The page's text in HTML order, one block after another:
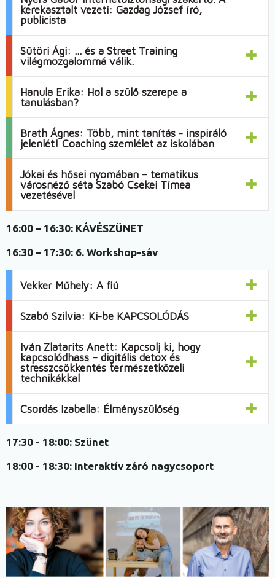
kerekasztalt vezeti: Gazdag József író,
publicista
Sütöri Ági: ... és a Street Training
világmozgalommá válik.
Hanula Erika: Hol a szülő szerepe a
tanulásban?
Brath Ágnes: Több, mint tanítás - inspiráló
jelenlét! Coaching szemlélet az iskolában
Jókai és hősei nyomában – tematikus
városnéző séta Szabó Csekei Tímea
vezetésével
16:00 – 16:30: KÁVÉSZÜNET
16:30 – 17:30: 6. Workshop-sáv
Vekker Műhely: A fiú
Szabó Szilvia: Ki-be KAPCSOLÓDÁS
Iván Zlatarits Anett: Kapcsolj ki, hogy
kapcsolódhass – digitális detox és
stresszcsökkentés természetközeli
technikákkal
Csordás Izabella: Élményszülőség
17:30 - 18:00: Szünet
18:00 - 18:30: Interaktív záró nagycsoport